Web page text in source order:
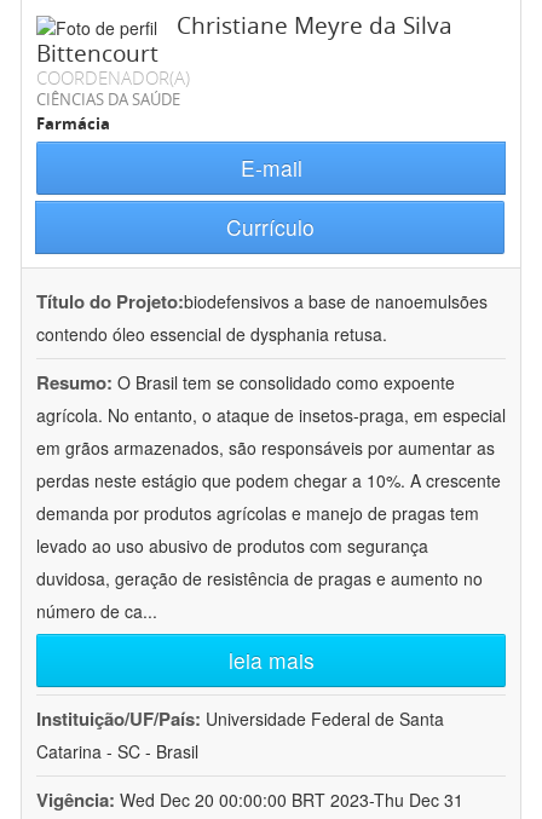
Christiane Meyre da Silva
Bittencourt
COORDENADOR(A)
CIÊNCIAS DA SAÚDE
Farmácia
E-mail
Currículo
Título do Projeto:biodefensivos a base de nanoemulsões
contendo óleo essencial de dysphania retusa.
Resumo: O Brasil tem se consolidado como expoente
agrícola. No entanto, o ataque de insetos-praga, em especial
em grãos armazenados, são responsáveis por aumentar as
perdas neste estágio que podem chegar a 10%. A crescente
demanda por produtos agrícolas e manejo de pragas tem
levado ao uso abusivo de produtos com segurança
duvidosa, geração de resistência de pragas e aumento no
número de ca...
leia mais
Instituição/UF/País: Universidade Federal de Santa
Catarina - SC - Brasil
Vigência: Wed Dec 20 00:00:00 BRT 2023-Thu Dec 31